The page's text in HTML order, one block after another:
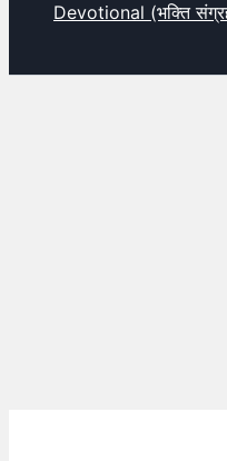
Devotional (भक्ति